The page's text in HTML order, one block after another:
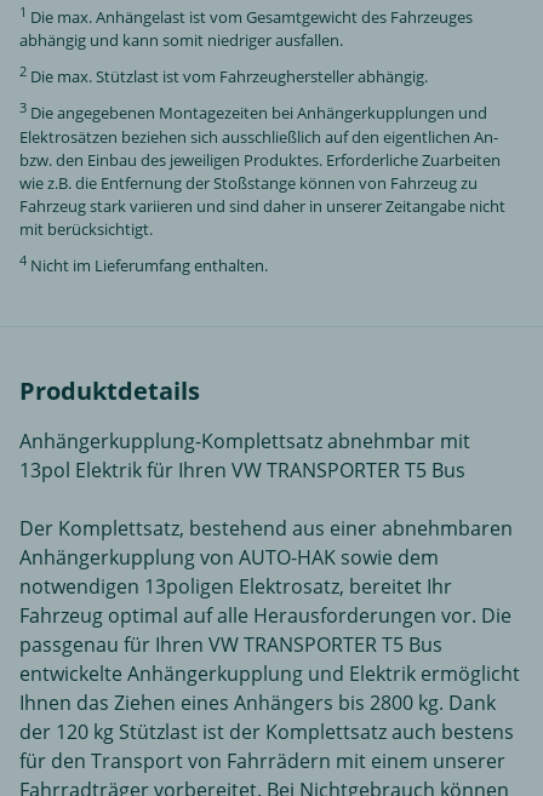
1 Die max. Anhängelast ist vom Gesamtgewicht des Fahrzeuges
abhängig und kann somit niedriger ausfallen.
2 Die max. Stützlast ist vom Fahrzeughersteller abhängig.
3 Die angegebenen Montagezeiten bei Anhängerkupplungen und
Elektrosätzen beziehen sich ausschließlich auf den eigentlichen An-
bzw. den Einbau des jeweiligen Produktes. Erforderliche Zuarbeiten
wie z.B. die Entfernung der Stoßstange können von Fahrzeug zu
Fahrzeug stark variieren und sind daher in unserer Zeitangabe nicht
mit berücksichtigt.
4 Nicht im Lieferumfang enthalten.
Produktdetails
Anhängerkupplung-Komplettsatz abnehmbar mit
13pol Elektrik für Ihren VW TRANSPORTER T5 Bus
Der Komplettsatz, bestehend aus einer abnehmbaren
Anhängerkupplung von AUTO-HAK sowie dem
notwendigen 13poligen Elektrosatz, bereitet Ihr
Fahrzeug optimal auf alle Herausforderungen vor. Die
passgenau für Ihren VW TRANSPORTER T5 Bus
entwickelte Anhängerkupplung und Elektrik ermöglicht
Ihnen das Ziehen eines Anhängers bis 2800 kg. Dank
der 120 kg Stützlast ist der Komplettsatz auch bestens
für den Transport von Fahrrädern mit einem unserer
Fahrradträger vorbereitet. Bei Nichtgebrauch können